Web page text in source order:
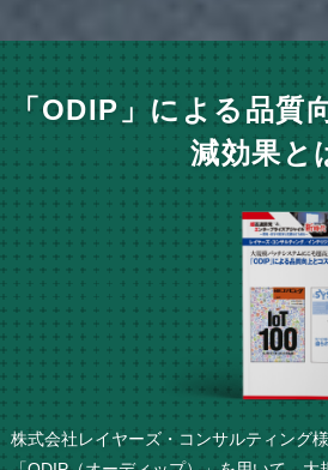
「ODIP」による品質
減効果と
株式会社レイヤーズ・コンサルティング